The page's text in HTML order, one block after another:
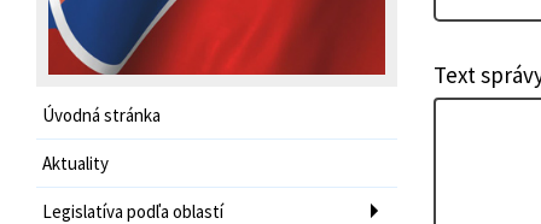
Úvodná stránka
Aktuality
Legislatíva podľa oblastí
Text